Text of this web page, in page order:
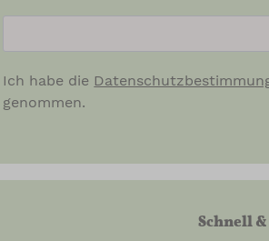
Ich habe die
genommen.
Schnell